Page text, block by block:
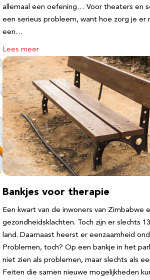
allemaal een oefening… Voor theaters en
een serieus probleem, want hoe zorg je er
een…
Lees meer
Bankjes voor therapie
Een kwart van de inwoners van Zimbabwe
gezondheidsklachten. Toch zijn er slechts
land. Daarnaast heerst er eenzaamheid
Problemen, toch? Op een bankje in het
niet zien als problemen, maar slechts als
Feiten die samen nieuwe mogelijkheden